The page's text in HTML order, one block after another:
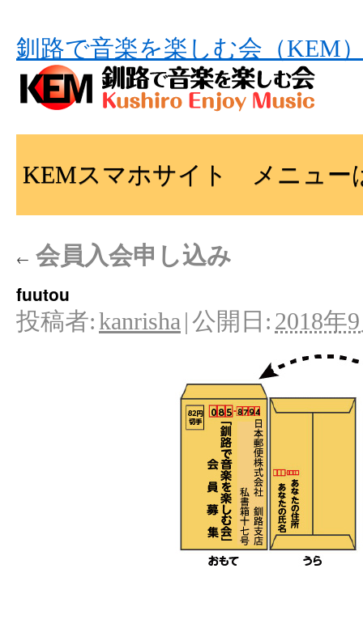
釧路で音楽を楽しむ会（
KEMスマホサイト メニュー
← 会員入会申し込み
fuutou
投稿者:kanrisha |公開日: 2018年